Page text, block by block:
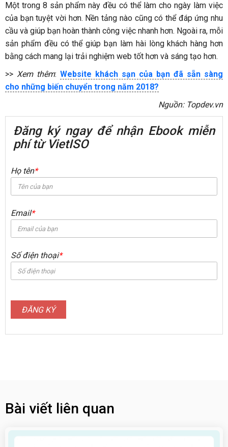
Một trong 8 sản phẩm này đều có thể làm cho ngày làm việc
của bạn tuyệt vời hơn. Nền tảng nào cũng có thể đáp ứng nhu
cầu và giúp bạn hoàn thành công việc nhanh hơn. Ngoài ra, mỗi
sản phẩm đều có thể giúp bạn làm hài lòng khách hàng hơn
bằng cách mang lại trải nghiệm web tốt hơn và sáng tạo hơn.
>> Xem thêm: Website khách sạn của bạn đã sẵn sàng
cho những biến chuyển trong năm 2018?
Nguồn: Topdev.vn
Đăng ký ngay để nhận Ebook miễn
phí từ VietISO
Họ tên*
Email*
Số điện thoại*
ĐĂNG KÝ
Bài viết liên quan